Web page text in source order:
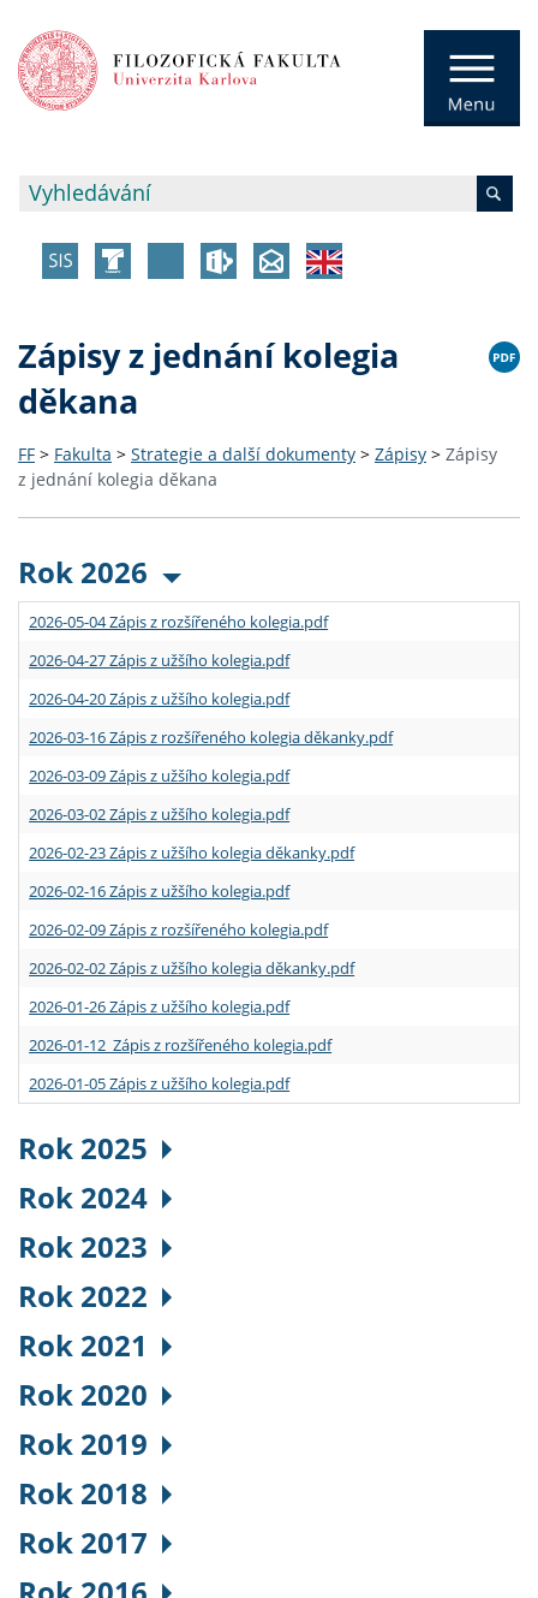
Zápisy z jednání kolegia
děkana
FF > Fakulta > Strategie a další dokumenty > Zápisy > Zápisy
z jednání kolegia děkana
Rok 2026
2026-05-04 Zápis z rozšířeného kolegia.pdf
2026-04-27 Zápis z užšího kolegia.pdf
2026-04-20 Zápis z užšího kolegia.pdf
2026-03-16 Zápis z rozšířeného kolegia děkanky.pdf
2026-03-09 Zápis z užšího kolegia.pdf
2026-03-02 Zápis z užšího kolegia.pdf
2026-02-23 Zápis z užšího kolegia děkanky.pdf
2026-02-16 Zápis z užšího kolegia.pdf
2026-02-09 Zápis z rozšířeného kolegia.pdf
2026-02-02 Zápis z užšího kolegia děkanky.pdf
2026-01-26 Zápis z užšího kolegia.pdf
2026-01-12 Zápis z rozšířeného kolegia.pdf
2026-01-05 Zápis z užšího kolegia.pdf
Rok 2025
Rok 2024
Rok 2023
Rok 2022
Rok 2021
Rok 2020
Rok 2019
Rok 2018
Rok 2017